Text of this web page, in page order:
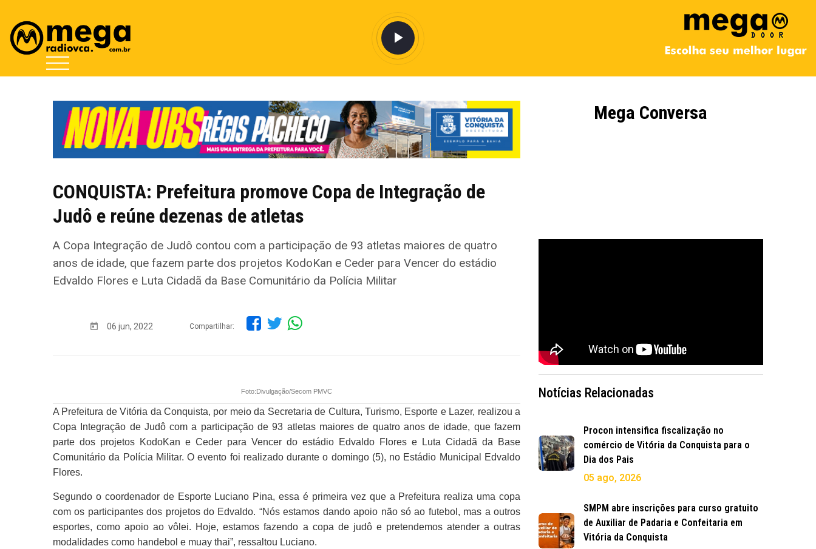
CONQUISTA: Prefeitura promove Copa de Integração de
Judô e reúne dezenas de atletas
A Copa Integração de Judô contou com a participação de 93 atletas maiores de quatro
anos de idade, que fazem parte dos projetos KodoKan e Ceder para Vencer do estádio
Edvaldo Flores e Luta Cidadã da Base Comunitário da Polícia Militar
06 jun, 2022 Compartilhar:
Foto:Divulgação/Secom PMVC
A Prefeitura de Vitória da Conquista, por meio da Secretaria de Cultura, Turismo, Esporte e Lazer, realizou a
Copa Integração de Judô com a participação de 93 atletas maiores de quatro anos de idade, que fazem
parte dos projetos KodoKan e Ceder para Vencer do estádio Edvaldo Flores e Luta Cidadã da Base
Comunitário da Polícia Militar. O evento foi realizado durante o domingo (5), no Estádio Municipal Edvaldo
Flores.
Segundo o coordenador de Esporte Luciano Pina, essa é primeira vez que a Prefeitura realiza uma copa
com os participantes dos projetos do Edvaldo. “Nós estamos dando apoio não só ao futebol, mas a outros
esportes, como apoio ao vôlei. Hoje, estamos fazendo a copa de judô e pretendemos atender a outras
modalidades como handebol e muay thai”, ressaltou Luciano.
Mega Conversa
Notícias Relacionadas
Procon intensifica fiscalização no
comércio de Vitória da Conquista para o
Dia dos Pais
05 ago, 2026
SMPM abre inscrições para curso gratuito
de Auxiliar de Padaria e Confeitaria em
Vitória da Conquista